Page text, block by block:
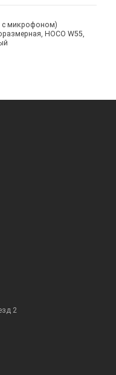
с микрофоном)
HOCO W55,
2